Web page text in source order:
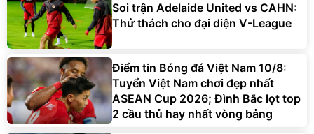
Soi trận Adelaide United vs CAHN:
Thử thách cho đại diện V-League
Điểm tin Bóng đá Việt Nam 10/8:
Tuyển Việt Nam chơi đẹp nhất
ASEAN Cup 2026; Đình Bắc lọt top
2 cầu thủ hay nhất vòng bảng